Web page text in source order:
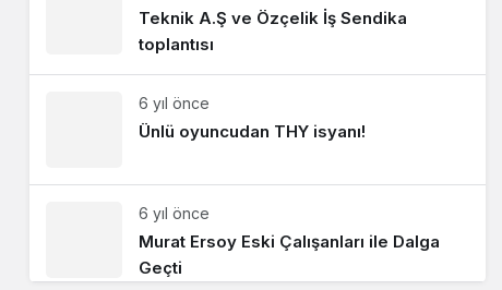
Teknik A.Ş ve Özçelik İş Sendika
toplantısı
6 yıl önce
Ünlü oyuncudan THY isyanı!
6 yıl önce
Murat Ersoy Eski Çalışanları ile Dalga
Geçti